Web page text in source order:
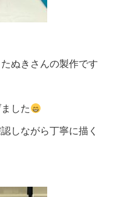
ぬきさんの製作です
した
しながら丁寧に描く